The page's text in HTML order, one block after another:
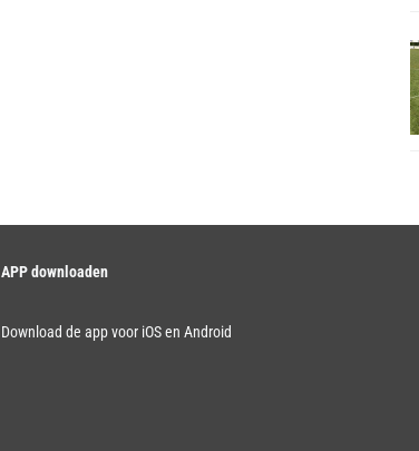
APP downloaden
Download de app voor iOS en Android